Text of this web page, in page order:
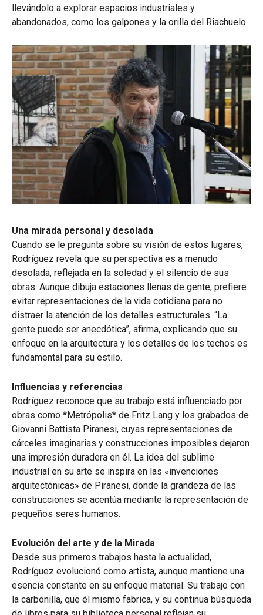
llevándolo a explorar espacios industriales y
abandonados, como los galpones y la orilla del Riachuelo.
Una mirada personal y desolada
Cuando se le pregunta sobre su visión de estos lugares,
Rodríguez revela que su perspectiva es a menudo
desolada, reflejada en la soledad y el silencio de sus
obras. Aunque dibuja estaciones llenas de gente, prefiere
evitar representaciones de la vida cotidiana para no
distraer la atención de los detalles estructurales. “La
gente puede ser anecdótica”, afirma, explicando que su
enfoque en la arquitectura y los detalles de los techos es
fundamental para su estilo.
Influencias y referencias
Rodríguez reconoce que su trabajo está influenciado por
obras como *Metrópolis* de Fritz Lang y los grabados de
Giovanni Battista Piranesi, cuyas representaciones de
cárceles imaginarias y construcciones imposibles dejaron
una impresión duradera en él. La idea del sublime
industrial en su arte se inspira en las «invenciones
arquitectónicas» de Piranesi, donde la grandeza de las
construcciones se acentúa mediante la representación de
pequeños seres humanos.
Evolución del arte y de la Mirada
Desde sus primeros trabajos hasta la actualidad,
Rodríguez evolucionó como artista, aunque mantiene una
esencia constante en su enfoque material. Su trabajo con
la carbonilla, que él mismo fabrica, y su continua búsqueda